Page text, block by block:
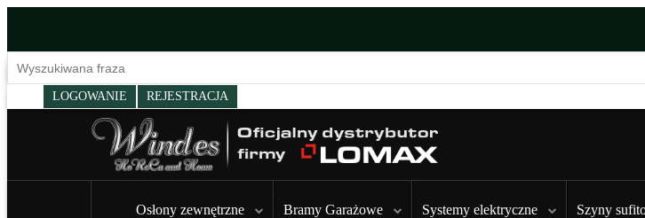
LOGOWANIE REJESTRACJA
Osłony zewnętrzne Bramy Garażowe Systemy elektryczne Szyny